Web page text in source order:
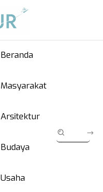
Beranda
Masyarakat
Arsitektur
Budaya
Usaha